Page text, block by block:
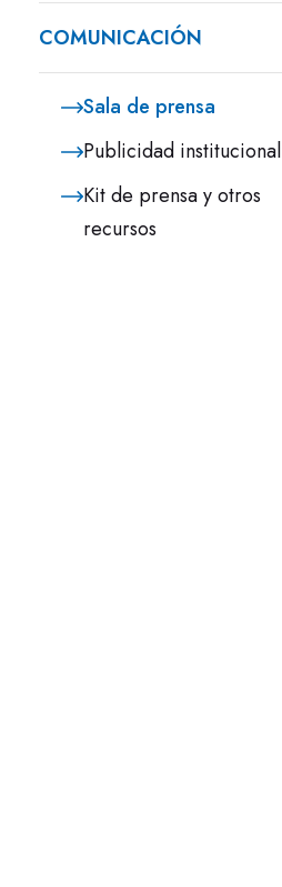
COMUNICACIÓN
Sala de prensa
Publicidad institucional
Kit de prensa y otros
recursos